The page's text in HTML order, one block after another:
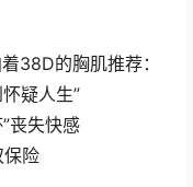
38D的胸肌推荐：
疑人生”
丧失快感
险